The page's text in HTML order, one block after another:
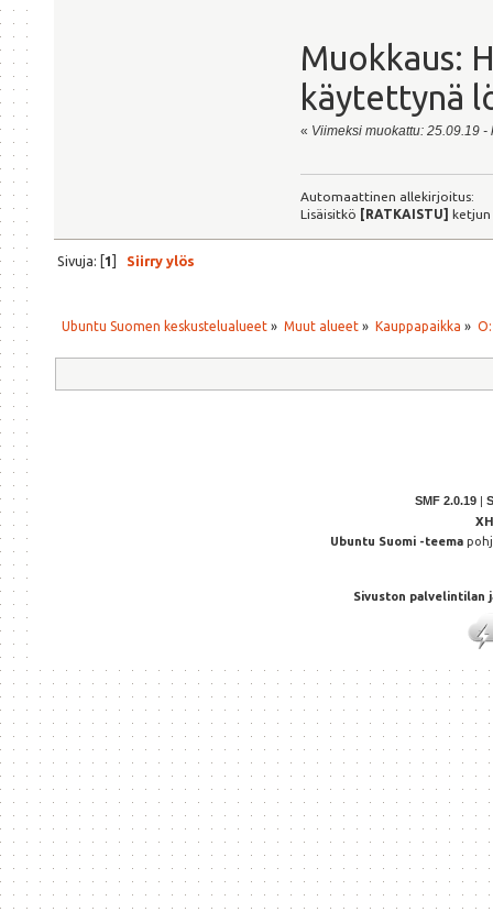
Muokkaus:
käytettynä
« Viimeksi muokattu: 25.09.19
Automaattinen allekirjoitus:
Lisäisitkö [RATKAISTU]
Sivuja: [1] Siirry ylös
Ubuntu Suomen keskustelualueet » Muut alueet» Kauppapaikka »
SMF 2.0.19 |
Ubuntu Suomi -teema
Sivuston palvelintilan